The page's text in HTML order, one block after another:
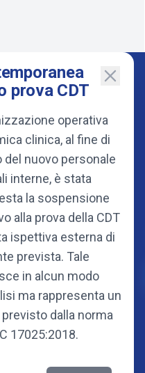
prova CDT
operativa
clinica, al fine di
del nuovo personale
interne, è stata
la sospensione
alla prova della CDT
ispettiva esterna di
prevista. Tale
in alcun modo
ma rappresenta un
dalla norma
17025:2018.